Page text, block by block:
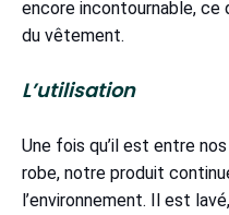
encore incontournable, ce
du vêtement.
L’utilisation
Une fois qu’il est entre
robe, notre produit
l’environnement. Il est